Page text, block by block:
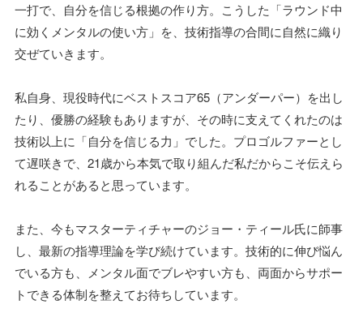
一打で、自分を信じる根拠の作り方。こうした「ラウンド中
に効くメンタルの使い方」を、技術指導の合間に自然に織り
交ぜていきます。
私自身、現役時代にベストスコア65（アンダーパー）を出し
たり、優勝の経験もありますが、その時に支えてくれたのは
技術以上に「自分を信じる力」でした。プロゴルファーとし
て遅咲きで、21歳から本気で取り組んだ私だからこそ伝えら
れることがあると思っています。
また、今もマスターティチャーのジョー・ティール氏に師事
し、最新の指導理論を学び続けています。技術的に伸び悩ん
でいる方も、メンタル面でブレやすい方も、両面からサポー
トできる体制を整えてお待ちしています。